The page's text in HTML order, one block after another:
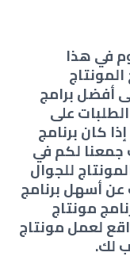
في هذا
أفضل برامج
الطلبات على
كان برنامج
جمعنا لكم في
للجوال
تبحث عن أسهل برنامج
مونتاج
مواقع لعمل مونتاج
لك.